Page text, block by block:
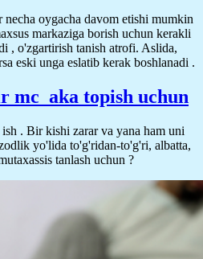
oygacha davom etishi mumkin
markaziga borish uchun kerakli
, o'zgartirish tanish atrofi. Aslida,
eski unga eslatib kerak boshlanadi .
mc_aka topish uchun
. Bir kishi zarar va yana ham uni
yo'lida to'g'ridan-to'g'ri, albatta,
tanlash uchun ?